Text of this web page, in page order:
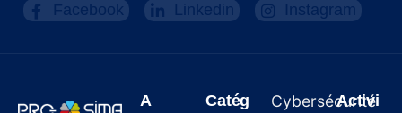
Facebook Linkedin Instagram
A
Catég
Cybersécurité
Activi